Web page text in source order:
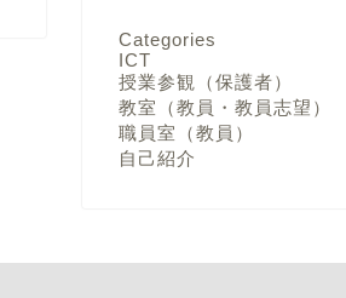
Categories
ICT
授業参観（保護者）
教室（教員・教員志望）
職員室（教員）
自己紹介